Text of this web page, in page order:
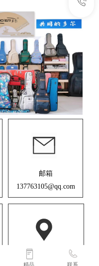
精品 联系
邮箱
137763105@qq.com
地址：湖南省常德市武陵区